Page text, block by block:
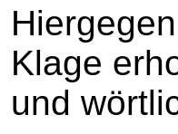
Klage
und